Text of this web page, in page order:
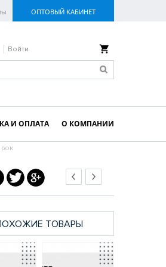
ОПТОВЫЙ КАБИНЕТ
Войти
И ОПЛАТА О КОМПАНИИ
ТОВАРЫ